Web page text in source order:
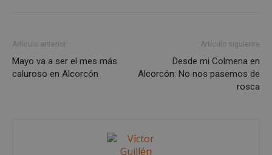
Artículo anterior
Mayo va a ser el mes más
caluroso en Alcorcón
Artículo siguiente
Desde mi Colmena en
Alcorcón: No nos pasemos de
rosca